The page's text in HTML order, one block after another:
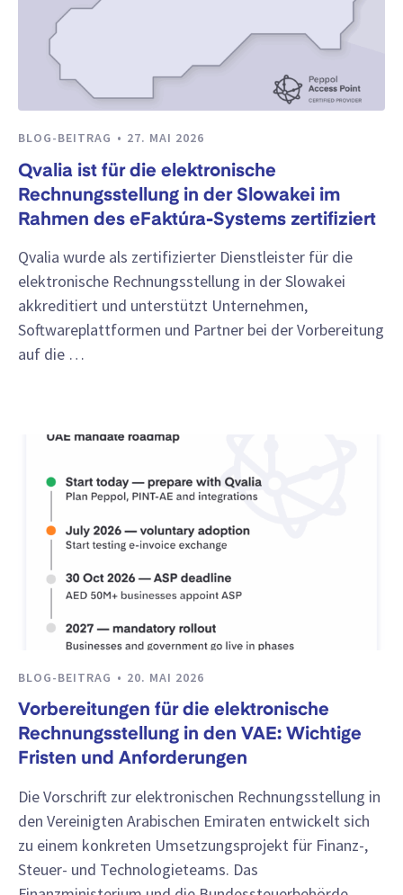
BLOG-BEITRAG 27. MAI 2026
Qvalia ist für die elektronische
Rechnungsstellung in der Slowakei im
Rahmen des eFaktúra-Systems zertifiziert
Qvalia wurde als zertifizierter Dienstleister für die
elektronische Rechnungsstellung in der Slowakei
akkreditiert und unterstützt Unternehmen,
Softwareplattformen und Partner bei der Vorbereitung
auf die …
BLOG-BEITRAG 20. MAI 2026
Vorbereitungen für die elektronische
Rechnungsstellung in den VAE: Wichtige
Fristen und Anforderungen
Die Vorschrift zur elektronischen Rechnungsstellung in
den Vereinigten Arabischen Emiraten entwickelt sich
zu einem konkreten Umsetzungsprojekt für Finanz-,
Steuer- und Technologieteams. Das